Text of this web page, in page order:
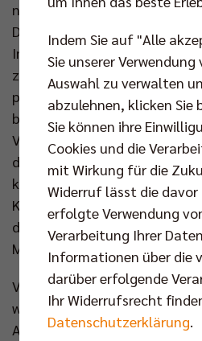
nicht nur zwei Siege. Reichert
Dingen beschäftigen, die
Immer schön am Boden
zweiten Schritt vor dem
professioneller und
beschreibt ihn sein Trainer
Volleyballspieler mit sehr viel
der Abwehr, in der Annahme.
klaren Einstellung zu seinem
Kaweh Niroomand ergänzt:
dem sich jeder Trainer freut,
Mannschaft zu haben.“
Viel Lob für den
wahrer Alleskönner ist: Er hat
Annahme, einen sehr guten
Indem Sie auf "Alle
Sie unserer Verwendung
Auswahl zu verwalten
abzulehnen, klicken Sie
Sie können ihre
Cookies und die
mit Wirkung für die
Widerruf lässt die
erfolgte Verwendung
Verarbeitung Ihrer
Informationen über die
darüber erfolgende
Ihr Widerrufsrecht
Datenschutzerklärung.